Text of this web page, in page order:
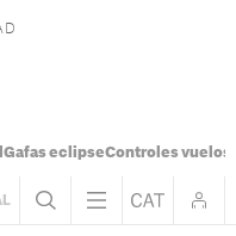
Gafas eclipseControles vuelos